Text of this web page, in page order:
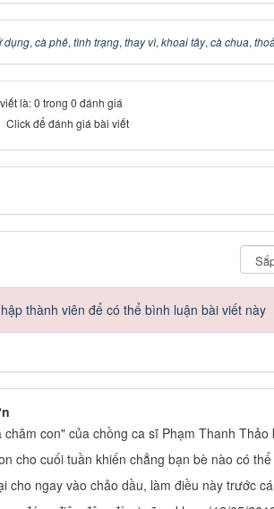
dụng, cà phê, tình trạng, thay vì, khoai tây, cà chua,
là: 0 trong 0 đánh giá
Click để đánh giá bài viết
thành viên để có thể bình luận bài viết này
chăm con" của chồng ca sĩ Phạm Thanh
cho cuối tuần khiến chẳng bạn bè nào có
cho ngay vào chảo dầu, làm điều này trước